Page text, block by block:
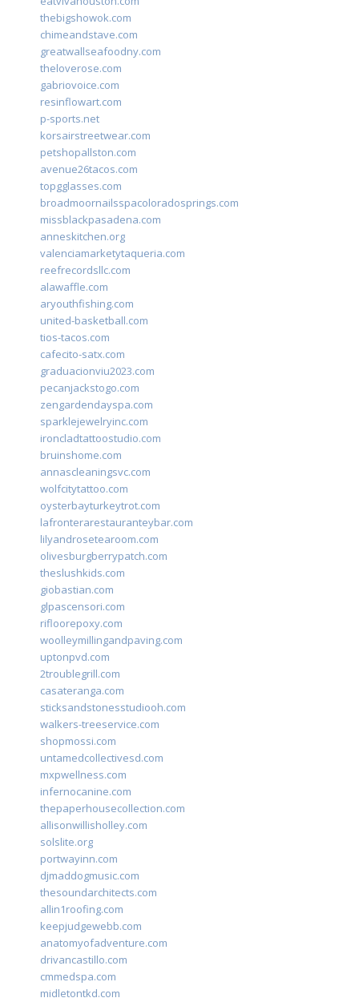
thebigshowok.com
chimeandstave.com
greatwallseafoodny.com
theloverose.com
gabriovoice.com
resinflowart.com
p-sports.net
korsairstreetwear.com
petshopallston.com
avenue26tacos.com
topgglasses.com
broadmoornailsspacoloradosprings.com
missblackpasadena.com
anneskitchen.org
valenciamarketytaqueria.com
reefrecordsllc.com
alawaffle.com
aryouthfishing.com
united-basketball.com
tios-tacos.com
cafecito-satx.com
graduacionviu2023.com
pecanjackstogo.com
zengardendayspa.com
sparklejewelryinc.com
ironcladtattoostudio.com
bruinshome.com
annascleaningsvc.com
wolfcitytattoo.com
oysterbayturkeytrot.com
lafronterarestauranteybar.com
lilyandrosetearoom.com
olivesburgberrypatch.com
theslushkids.com
giobastian.com
glpascensori.com
rifloorepoxy.com
woolleymillingandpaving.com
uptonpvd.com
2troublegrill.com
casateranga.com
sticksandstonesstudiooh.com
walkers-treeservice.com
shopmossi.com
untamedcollectivesd.com
mxpwellness.com
infernocanine.com
thepaperhousecollection.com
allisonwillisholley.com
solslite.org
portwayinn.com
djmaddogmusic.com
thesoundarchitects.com
allin1roofing.com
keepjudgewebb.com
anatomyofadventure.com
drivancastillo.com
cmmedspa.com
midletontkd.com